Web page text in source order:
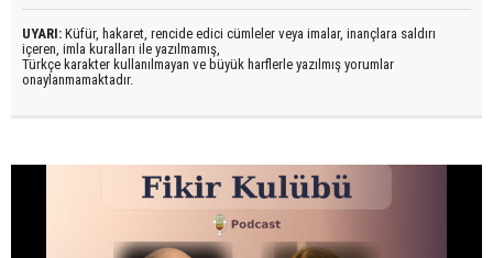
UYARI: Küfür, hakaret, rencide edici cümleler veya imalar, inançlara saldırı
içeren, imla kuralları ile yazılmamış,
Türkçe karakter kullanılmayan ve büyük harflerle yazılmış yorumlar
onaylanmamaktadır.